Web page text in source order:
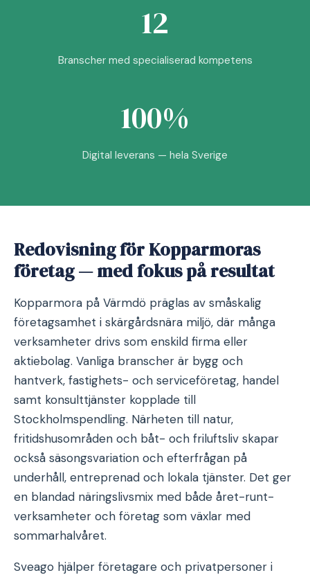
12
Branscher med specialiserad kompetens
100%
Digital leverans — hela Sverige
Redovisning för Kopparmoras
företag — med fokus på resultat
Kopparmora på Värmdö präglas av småskalig
företagsamhet i skärgårdsnära miljö, där många
verksamheter drivs som enskild firma eller
aktiebolag. Vanliga branscher är bygg och
hantverk, fastighets- och serviceföretag, handel
samt konsulttjänster kopplade till
Stockholmspendling. Närheten till natur,
fritidshusområden och båt- och friluftsliv skapar
också säsongsvariation och efterfrågan på
underhåll, entreprenad och lokala tjänster. Det ger
en blandad näringslivsmix med både året-runt-
verksamheter och företag som växlar med
sommarhalvåret.
Sveago hjälper företagare och privatpersoner i